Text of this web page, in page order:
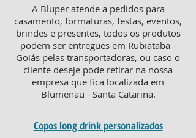
A Bluper atende a pedidos para
casamento, formaturas, festas, eventos,
brindes e presentes, todos os produtos
podem ser entregues em Rubiataba -
Goiás pelas transportadoras, ou caso o
cliente deseje pode retirar na nossa
empresa que fica localizada em
Blumenau - Santa Catarina.
Copos long drink personalizados